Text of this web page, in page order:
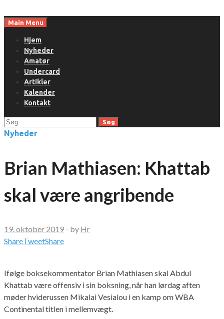
toMain Menu
Hjem
Nyheder
Amatør
Undercard
Artikler
Kalender
Kontakt
Søg
efter:
Nyheder
Brian Mathiasen: Khattab
skal være angribende
19. oktober 2019 - by Hr
ShareTweetShare
Ifølge boksekommentator Brian Mathiasen skal Abdul
Khattab være offensiv i sin boksning, når han lørdag aften
møder hviderussen Mikalai Vesialou i en kamp om WBA
Continental titlen i mellemvægt.